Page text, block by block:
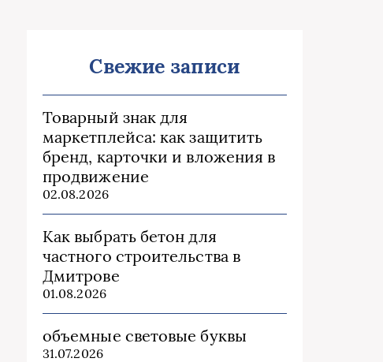
Свежие записи
Товарный знак для
маркетплейса: как защитить
бренд, карточки и вложения в
продвижение
02.08.2026
Как выбрать бетон для
частного строительства в
Дмитрове
01.08.2026
объемные световые буквы
31.07.2026